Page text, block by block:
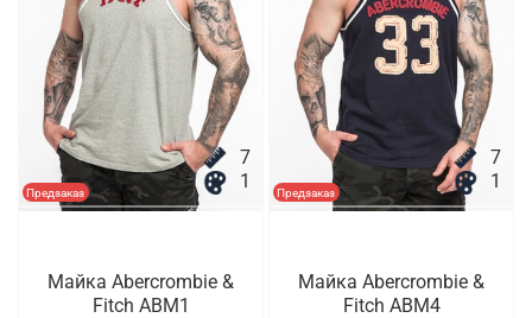
Предзаказ
7
1
Майка Abercrombie &
Fitch ABM1
Предзаказ
7
1
Майка Abercrombie &
Fitch ABM4